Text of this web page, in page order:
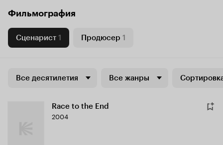
Фильмография
Сценарист 1 Продюсер 1
Все десятилетия Все жанры
Race to the End
2004